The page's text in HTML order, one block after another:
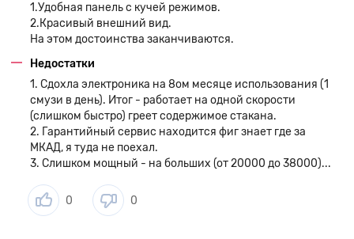
1.Удобная панель с кучей режимов.
2.Красивый внешний вид.
На этом достоинства заканчиваются.
Недостатки
1. Сдохла электроника на 8ом месяце использования (1
смузи в день). Итог - работает на одной скорости
(слишком быстро) греет содержимое стакана.
2. Гарантийный сервис находится фиг знает где за
МКАД, я туда не поехал.
3. Слишком мощный - на больших (от 20000 до 38000)...
0 0